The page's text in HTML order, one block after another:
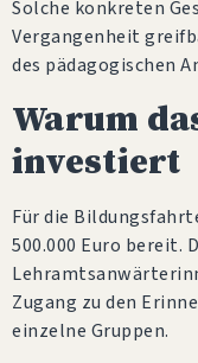
Solche konkreten
Vergangenheit
des pädagogischen
Warum
investiert
Für die
500.000 Euro
Zugang zu den
einzelne Gruppen.